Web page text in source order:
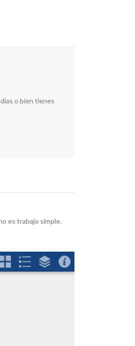
o bien tienes
es trabajo simple.